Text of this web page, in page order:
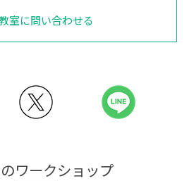
室に問い合わせる
ワークショップ